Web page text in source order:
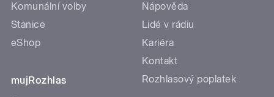
Komunální volby
Stanice
eShop
mujRozhlas
Nápověda
Lidé v rádiu
Kariéra
Kontakt
Rozhlasový poplatek